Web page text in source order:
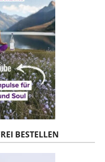
BESTELLEN